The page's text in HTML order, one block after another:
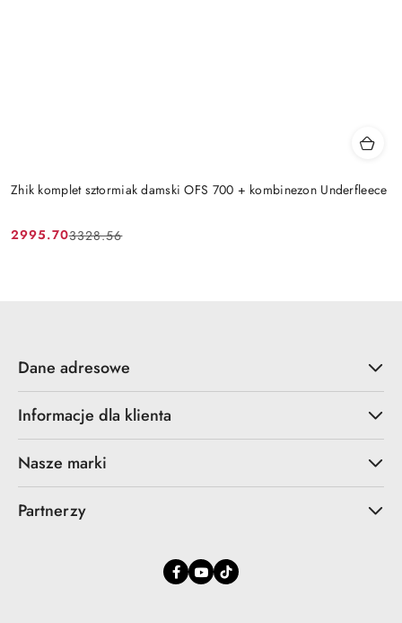
Zhik komplet sztormiak damski OFS 700 + kombinezon Underfleece
Cena
2995.70
Cena
3328.56
Dane adresowe
Informacje dla klienta
Nasze marki
Partnerzy